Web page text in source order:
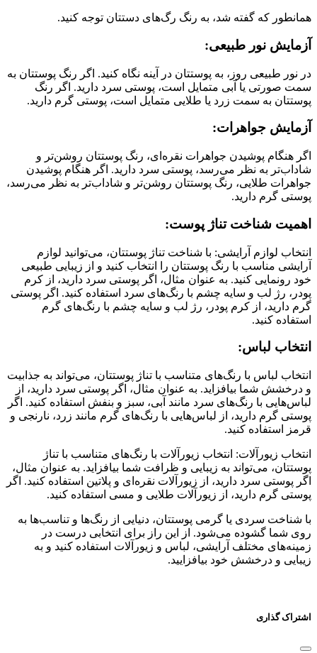
همانطور که گفته شد، به رنگ رگ‌های دستتان توجه کنید.
آزمایش نور طبیعی:
در نور طبیعی روز، به پوستتان در آینه نگاه کنید. اگر رنگ پوستتان به
سمت صورتی یا آبی متمایل است، پوستی سرد دارید. اگر رنگ
پوستتان به سمت زرد یا طلایی متمایل است، پوستی گرم دارید.
آزمایش جواهرات:
اگر هنگام پوشیدن جواهرات نقره‌ای، رنگ پوستتان روشن‌تر و
شاداب‌تر به نظر می‌رسد، پوستی سرد دارید. اگر هنگام پوشیدن
جواهرات طلایی، رنگ پوستتان روشن‌تر و شاداب‌تر به نظر می‌رسد،
پوستی گرم دارید.
اهمیت شناخت تناژ پوست:
انتخاب لوازم آرایشی: با شناخت تناژ پوستتان، می‌توانید لوازم
آرایشی مناسب با رنگ پوستتان را انتخاب کنید و از زیبایی طبیعی
خود رونمایی کنید. به عنوان مثال، اگر پوستی سرد دارید، از کرم
پودر، رژ لب و سایه چشم با رنگ‌های سرد استفاده کنید. اگر پوستی
گرم دارید، از کرم پودر، رژ لب و سایه چشم با رنگ‌های گرم
استفاده کنید.
انتخاب لباس:
انتخاب لباس با رنگ‌های متناسب با تناژ پوستتان، می‌تواند به جذابیت
و درخشش شما بیافزاید. به عنوان مثال، اگر پوستی سرد دارید، از
لباس‌هایی با رنگ‌های سرد مانند آبی، سبز و بنفش استفاده کنید. اگر
پوستی گرم دارید، از لباس‌هایی با رنگ‌های گرم مانند زرد، نارنجی و
قرمز استفاده کنید.
انتخاب زیورآلات: انتخاب زیورآلات با رنگ‌های متناسب با تناژ
پوستتان، می‌تواند به زیبایی و ظرافت شما بیافزاید. به عنوان مثال،
اگر پوستی سرد دارید، از زیورآلات نقره‌ای و پلاتین استفاده کنید. اگر
پوستی گرم دارید، از زیورآلات طلایی و مسی استفاده کنید.
با شناخت سردی یا گرمی پوستتان، دنیایی از رنگ‌ها و تناسب‌ها به
روی شما گشوده می‌شود. از این راز برای انتخابی درست در
زمینه‌های مختلف آرایشی، لباس و زیورآلات استفاده کنید و به
زیبایی و درخشش خود بیافزایید.
اشتراک گذاری